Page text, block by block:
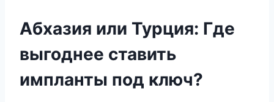
Абхазия или Турция: Где
выгоднее ставить
импланты под ключ?